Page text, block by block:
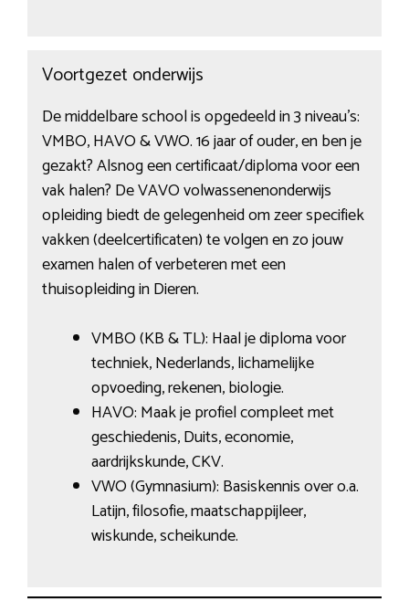
Voortgezet onderwijs
De middelbare school is opgedeeld in 3 niveau’s:
VMBO, HAVO & VWO. 16 jaar of ouder, en ben je
gezakt? Alsnog een certificaat/diploma voor een
vak halen? De VAVO volwassenenonderwijs
opleiding biedt de gelegenheid om zeer specifiek
vakken (deelcertificaten) te volgen en zo jouw
examen halen of verbeteren met een
thuisopleiding in Dieren.
VMBO (KB & TL): Haal je diploma voor
techniek, Nederlands, lichamelijke
opvoeding, rekenen, biologie.
HAVO: Maak je profiel compleet met
geschiedenis, Duits, economie,
aardrijkskunde, CKV.
VWO (Gymnasium): Basiskennis over o.a.
Latijn, filosofie, maatschappijleer,
wiskunde, scheikunde.